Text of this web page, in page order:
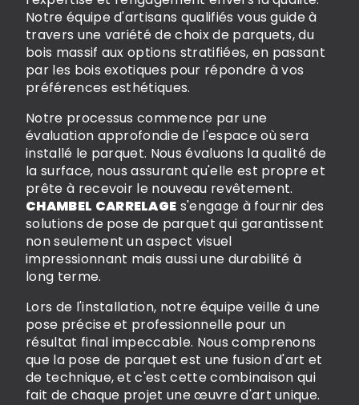
Notre équipe d'artisans qualifiés vous guide à
travers une variété de choix de parquets, du
bois massif aux options stratifiées, en passant
par les bois exotiques pour répondre à vos
préférences esthétiques.
Notre processus commence par une
évaluation approfondie de l'espace où sera
installé le parquet. Nous évaluons la qualité de
la surface, nous assurant qu'elle est propre et
prête à recevoir le nouveau revêtement.
CHAMBEL CARRELAGE s'engage à fournir des
solutions de pose de parquet qui garantissent
non seulement un aspect visuel
impressionnant mais aussi une durabilité à
long terme.
Lors de l'installation, notre équipe veille à une
pose précise et professionnelle pour un
résultat final impeccable. Nous comprenons
que la pose de parquet est une fusion d'art et
de technique, et c'est cette combinaison qui
fait de chaque projet une œuvre d'art unique.